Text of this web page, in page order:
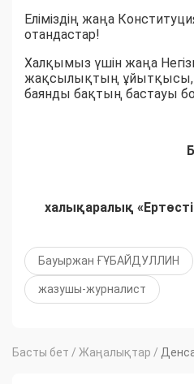
Еліміздің жаңа
отандастар!
Халқымыз үшін жаңа
жақсылықтың ұйытқысы,
баянды бақтың бастауы
халықаралық
Бауыржан ҒҰБАЙДУЛЛИН
жазушы-журналист
Басты бет / Жаңалықтар /